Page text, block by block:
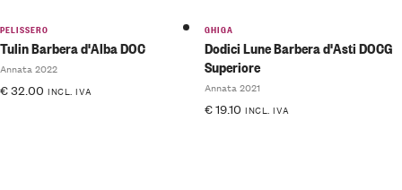
PELISSERO
Tulin Barbera d'Alba DOC
Annata 2022
€32.00 INCL. IVA
GHIGA
Dodici Lune Barbera d'Asti DOCG
Superiore
Annata 2021
€19.10 INCL. IVA